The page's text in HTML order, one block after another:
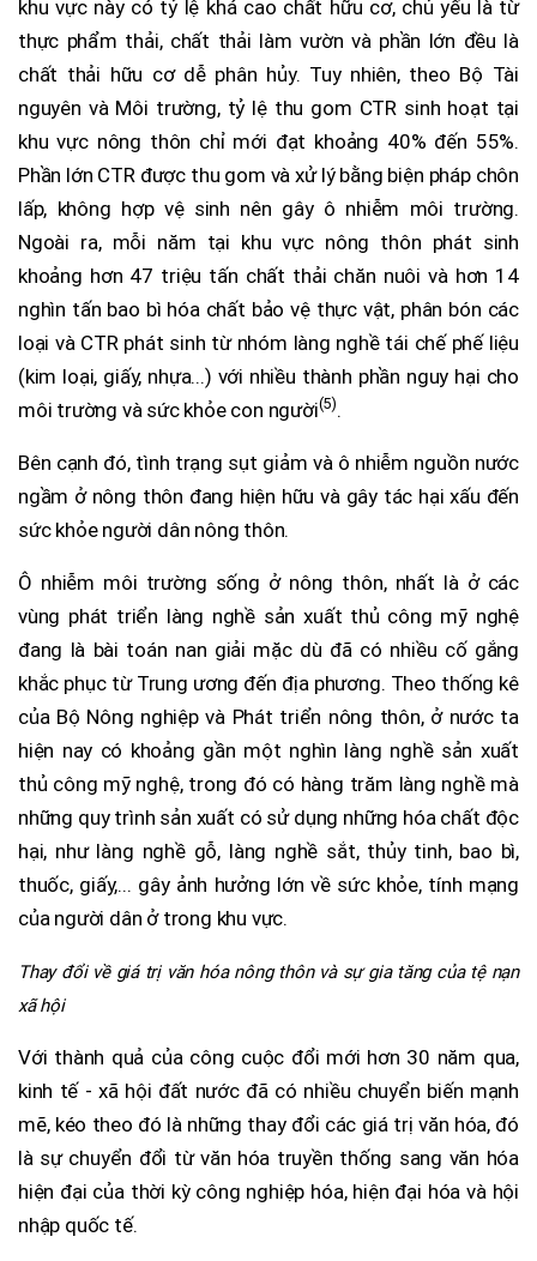
khu vực này có tỷ lệ khá cao chất hữu cơ, chủ yếu là từ
thực phẩm thải, chất thải làm vườn và phần lớn đều là
chất thải hữu cơ dễ phân hủy. Tuy nhiên, theo Bộ Tài
nguyên và Môi trường, tỷ lệ thu gom CTR sinh hoạt tại
khu vực nông thôn chỉ mới đạt khoảng 40% đến 55%.
Phần lớn CTR được thu gom và xử lý bằng biện pháp chôn
lấp, không hợp vệ sinh nên gây ô nhiễm môi trường.
Ngoài ra, mỗi năm tại khu vực nông thôn phát sinh
khoảng hơn 47 triệu tấn chất thải chăn nuôi và hơn 14
nghìn tấn bao bì hóa chất bảo vệ thực vật, phân bón các
loại và CTR phát sinh từ nhóm làng nghề tái chế phế liệu
(kim loại, giấy, nhựa...) với nhiều thành phần nguy hại cho
môi trường và sức khỏe con người(5).
Bên cạnh đó, tình trạng sụt giảm và ô nhiễm nguồn nước
ngầm ở nông thôn đang hiện hữu và gây tác hại xấu đến
sức khỏe người dân nông thôn.
Ô nhiễm môi trường sống ở nông thôn, nhất là ở các
vùng phát triển làng nghề sản xuất thủ công mỹ nghệ
đang là bài toán nan giải mặc dù đã có nhiều cố gắng
khắc phục từ Trung ương đến địa phương. Theo thống kê
của Bộ Nông nghiệp và Phát triển nông thôn, ở nước ta
hiện nay có khoảng gần một nghìn làng nghề sản xuất
thủ công mỹ nghệ, trong đó có hàng trăm làng nghề mà
những quy trình sản xuất có sử dụng những hóa chất độc
hại, như làng nghề gỗ, làng nghề sắt, thủy tinh, bao bì,
thuốc, giấy,... gây ảnh hưởng lớn về sức khỏe, tính mạng
của người dân ở trong khu vực.
Thay đổi về giá trị văn hóa nông thôn và sự gia tăng của tệ nạn
xã hội
Với thành quả của công cuộc đổi mới hơn 30 năm qua,
kinh tế - xã hội đất nước đã có nhiều chuyển biến mạnh
mẽ, kéo theo đó là những thay đổi các giá trị văn hóa, đó
là sự chuyển đổi từ văn hóa truyền thống sang văn hóa
hiện đại của thời kỳ công nghiệp hóa, hiện đại hóa và hội
nhập quốc tế.